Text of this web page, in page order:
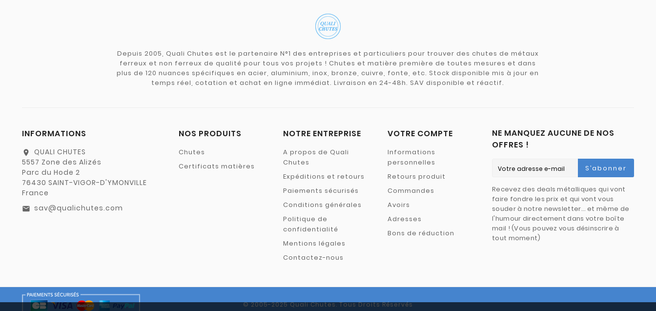
Depuis 2005, Quali Chutes est le partenaire N°1 des entreprises et particuliers pour trouver des chutes de métaux
ferreux et non ferreux de qualité pour tous vos projets ! Chutes et matière première de toutes mesures et dans
plus de 120 nuances spécifiques en acier, aluminium, inox, bronze, cuivre, fonte, etc. Stock disponible mis à jour en
temps réel, cotation et achat en ligne immédiat. Livraison en 24-48h. SAV disponible et réactif.
INFORMATIONS
location_on
QUALI CHUTES
5557 Zone des Alizés
Parc du Hode 2
76430 SAINT-VIGOR-D'YMONVILLE
France
email sav@qualichutes.com
NOS PRODUITS
Chutes
Certificats matières
NOTRE ENTREPRISE
A propos de Quali
Chutes
Expéditions et retours
Paiements sécurisés
Conditions générales
Politique de
confidentialité
Mentions légales
Contactez-nous
VOTRE COMPTE
Informations
personnelles
Retours produit
Commandes
Avoirs
Adresses
Bons de réduction
NE MANQUEZ AUCUNE DE NOS
OFFRES !
S’abonner
Recevez des deals métalliques qui vont
faire fondre les prix et qui vont vous
souder à notre newsletter… et même de
l'humour directement dans votre boîte
mail ! (Vous pouvez vous désinscrire à
tout moment)
© 2005-2025 Quali Chutes. Tous Droits Réservés